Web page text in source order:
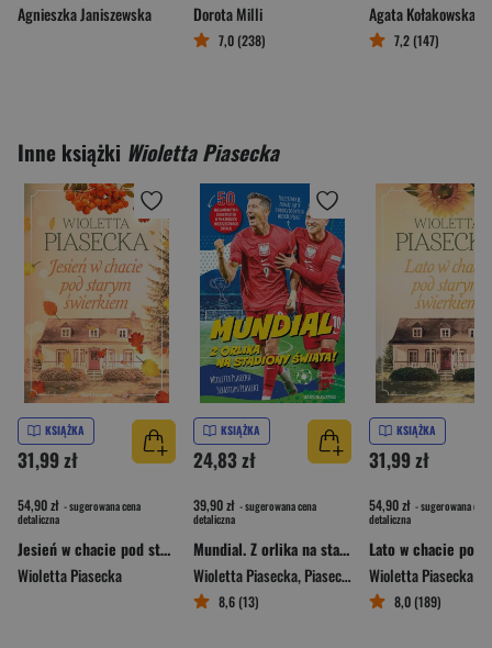
Agnieszka Janiszewska
Dorota Milli
7,0 (238)
Agata Kołakowska
7,2 (147)
Inne książki Wioletta Piasecka
KSIĄŻKA
31,99 zł
54,90 zł - sugerowana cena
detaliczna
Jesień w chacie pod starym świerkiem
Wioletta Piasecka
KSIĄŻKA
24,83 zł
39,90 zł - sugerowana cena
detaliczna
Mundial. Z orlika na stadiony świata!
Wioletta Piasecka,Piasecki Sebastian
8,6 (13)
KSIĄŻKA
31,99 zł
54,90 zł - sugerowana cena
detaliczna
Wioletta Piasecka
8,0 (189)